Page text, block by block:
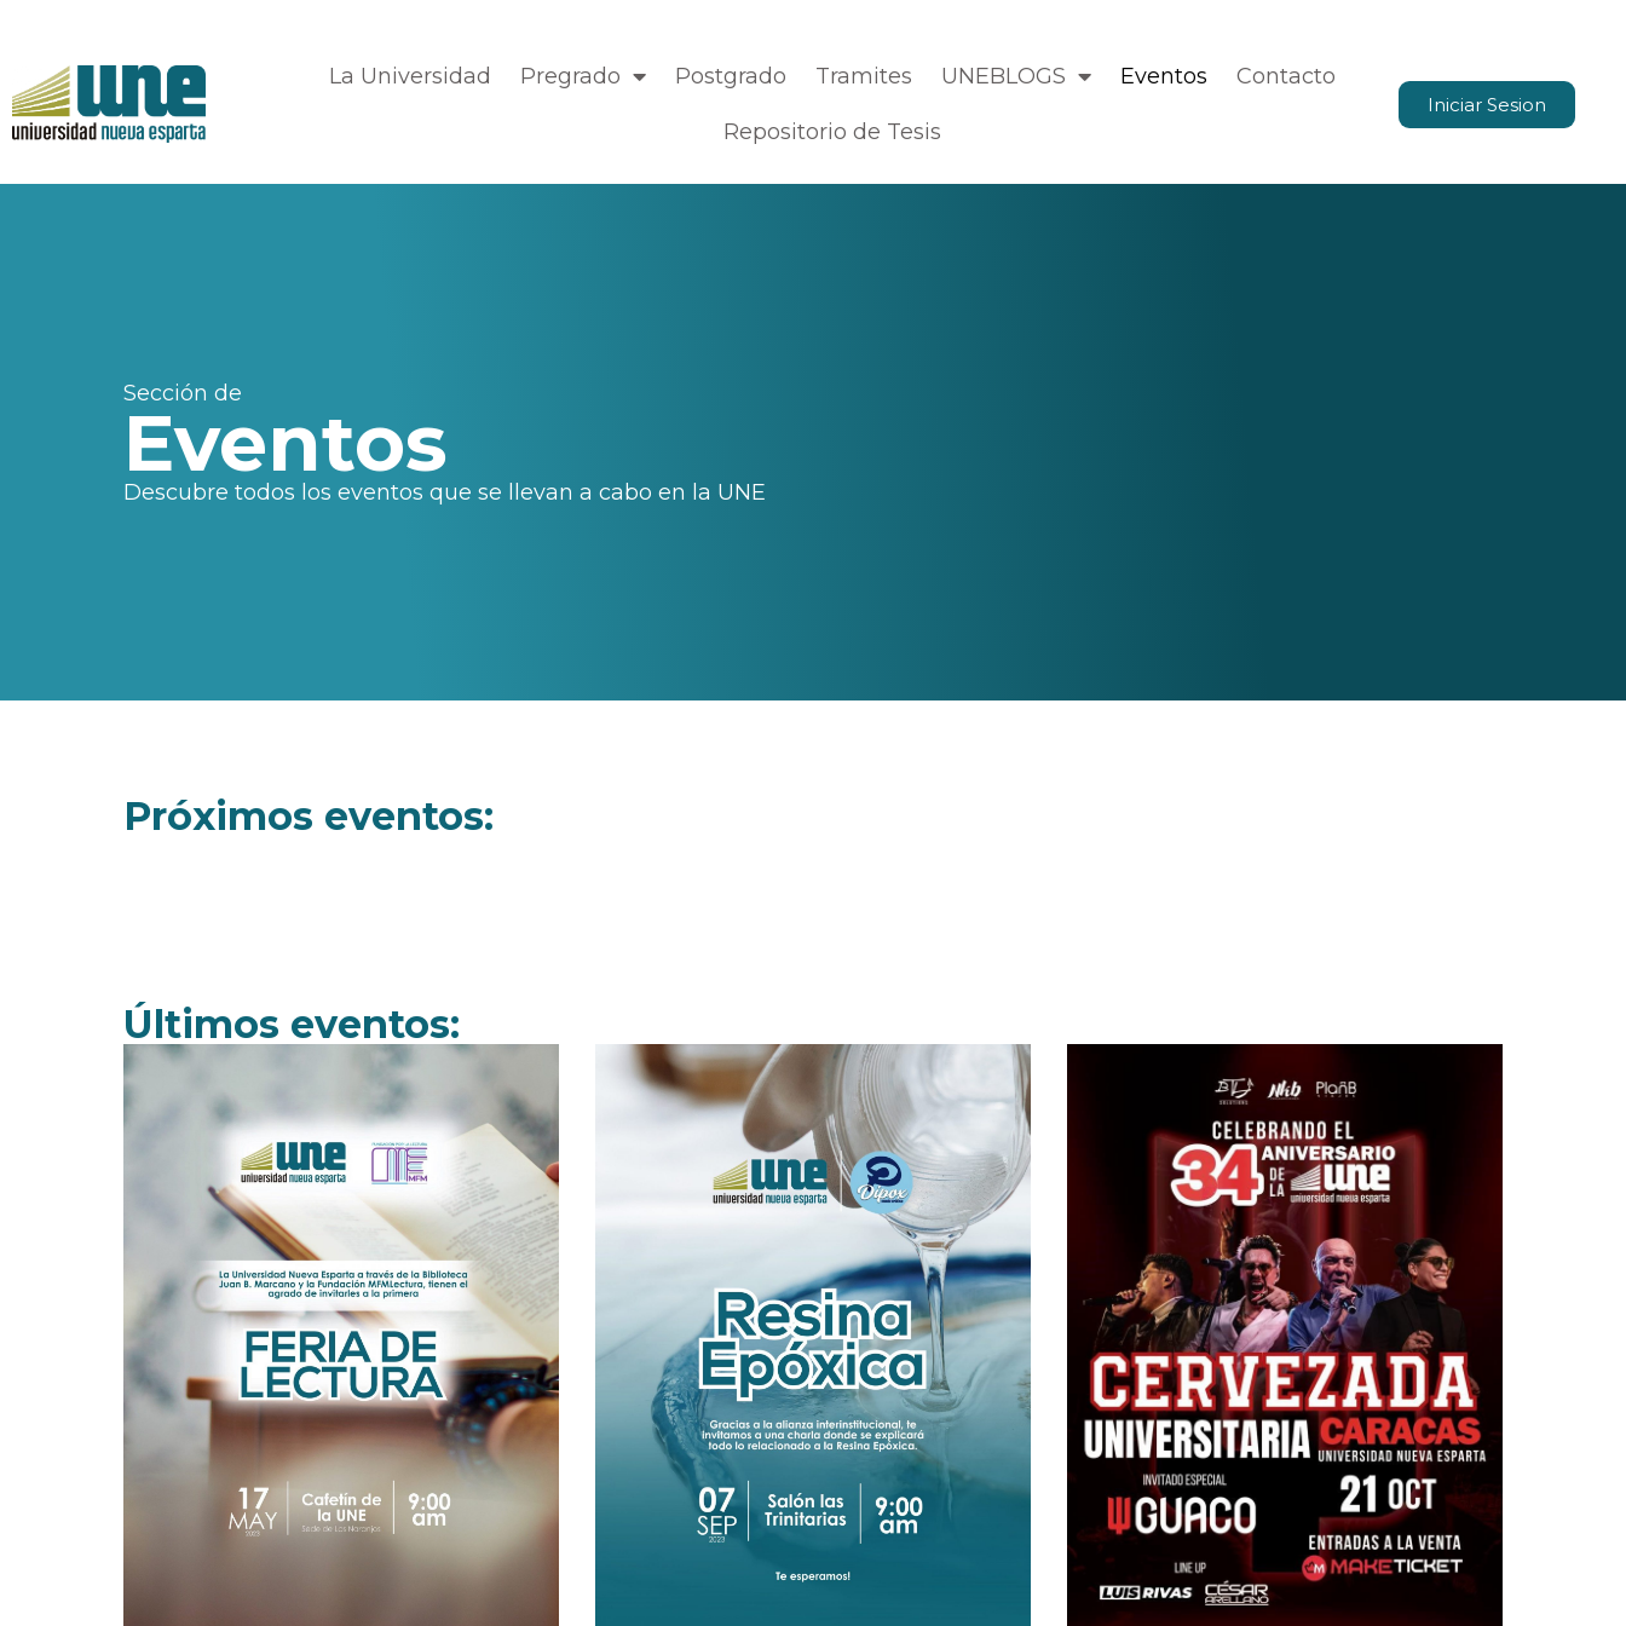
La Universidad Pregrado Postgrado Tramites UNEBLOGS Eventos Contacto
Repositorio de Tesis
Iniciar Sesion
Sección de
Eventos
Descubre todos los eventos que se llevan a cabo en la UNE
Próximos eventos:
Últimos eventos: